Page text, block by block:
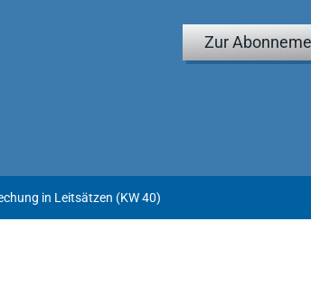
Zur
in Leitsätzen (KW 40)